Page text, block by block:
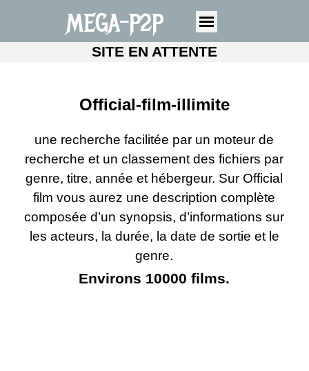
MEGA-P2P
SITE EN ATTENTE
Official-film-illimite
une recherche facilitée par un moteur de
recherche et un classement des fichiers par
genre, titre, année et hébergeur. Sur Official
film vous aurez une description complète
composée d’un synopsis, d’informations sur
les acteurs, la durée, la date de sortie et le
genre.
Environs 10000 films.